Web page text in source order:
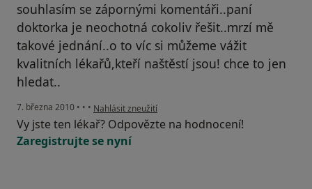
souhlasím se zápornými komentáři..paní
doktorka je neochotná cokoliv řešit..mrzí mě
takové jednání..o to víc si můžeme vážit
kvalitních lékařů,kteří naštěstí jsou! chce to jen
hledat..
7. března 2010 • • • podle názoru uživatele Pacient
Nahlásit zneužití
Vy jste ten lékař? Odpovězte na hodnocení!
Zaregistrujte se nyní